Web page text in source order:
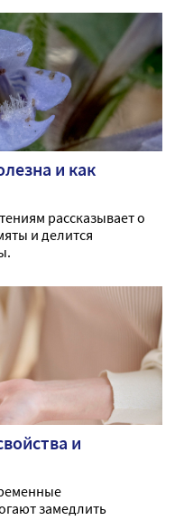
и как
рассказывает о
и делится
и
замедлить